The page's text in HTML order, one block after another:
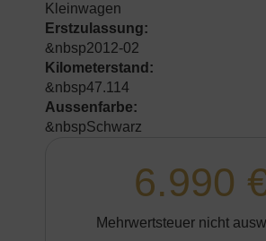
Kleinwagen
Erstzulassung:
&nbsp2012-02
Kilometerstand:
&nbsp47.114
Aussenfarbe:
&nbspSchwarz
6.990
Mehrwertsteuer nicht